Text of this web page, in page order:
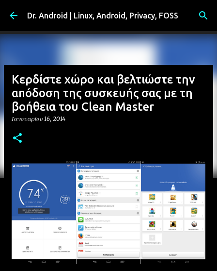
Μετάβαση στο κύριο περιεχόμενο
Dr. Android | Linux, Android, Privacy, FOSS
Κερδίστε χώρο και βελτιώστε την
απόδοση της συσκευής σας με τη
βοήθεια του Clean Master
Ιανουαρίου 16, 2014